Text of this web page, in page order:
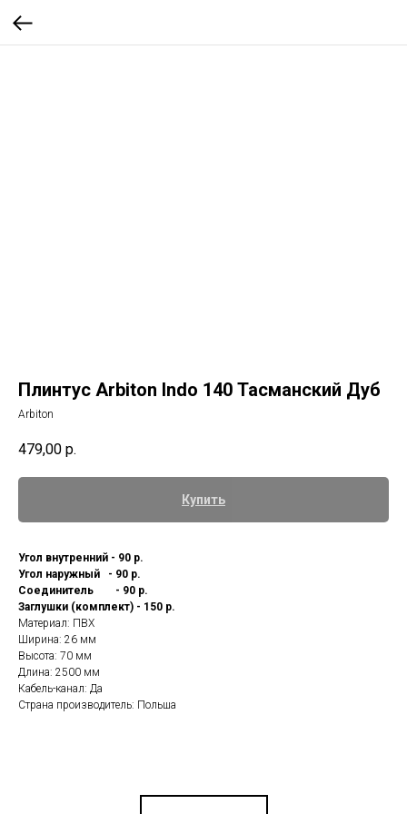
Плинтус Arbiton Indo 140 Тасманский Дуб
Arbiton
479,00 р.
Купить
Угол внутренний - 90 р.
Угол наружный - 90 р.
Соединитель - 90 р.
Заглушки (комплект) - 150 р.
Материал: ПВХ
Ширина: 26 мм
Высота: 70 мм
Длина: 2500 мм
Кабель-канал: Да
Страна производитель: Польша